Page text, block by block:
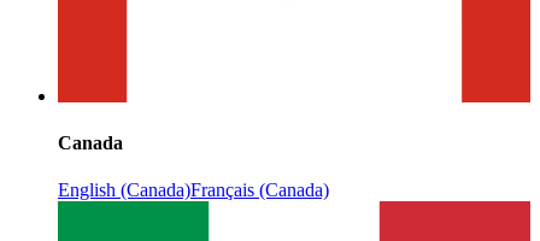
Canada
English (Canada)Français (Canada)